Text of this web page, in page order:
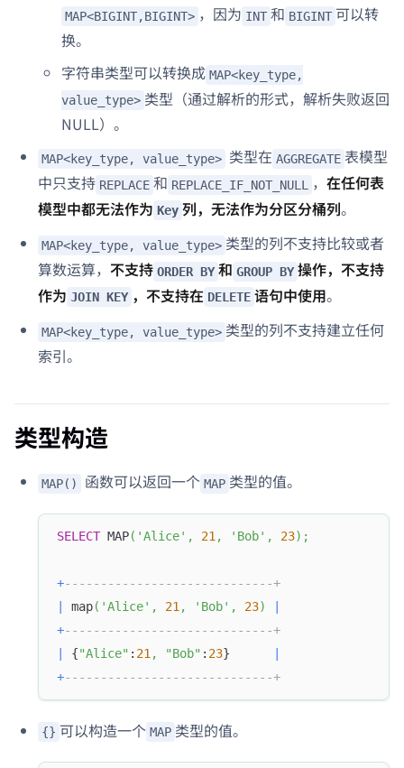
MAP<BIGINT,BIGINT> ，因为 INT 和 BIGINT 可以转
换。
字符串类型可以转换成 MAP<key_type,
value_type> 类型（通过解析的形式，解析失败返回
NULL）。
MAP<key_type, value_type> 类型在 AGGREGATE 表模型
中只支持 REPLACE 和 REPLACE_IF_NOT_NULL ， 在任何表
模型中都无法作为 Key 列，无法作为分区分桶列。
MAP<key_type, value_type> 类型的列不支持比较或者
算数运算， 不支持 ORDER BY 和 GROUP BY 操作，不支持
作为 JOIN KEY ，不支持在 DELETE 语句中使用。
MAP<key_type, value_type> 类型的列不支持建立任何
索引。
类型构造
MAP() 函数可以返回一个 MAP 类型的值。
SELECT MAP( 'Alice' , 21, 'Bob' , 23) ;
+-----------------------------+
map( 'Alice' , 21, 'Bob' , 23)
+-----------------------------+
{"Alice" : 21, "Bob" : 23}
+-----------------------------+
{} 可以构造一个 MAP 类型的值。